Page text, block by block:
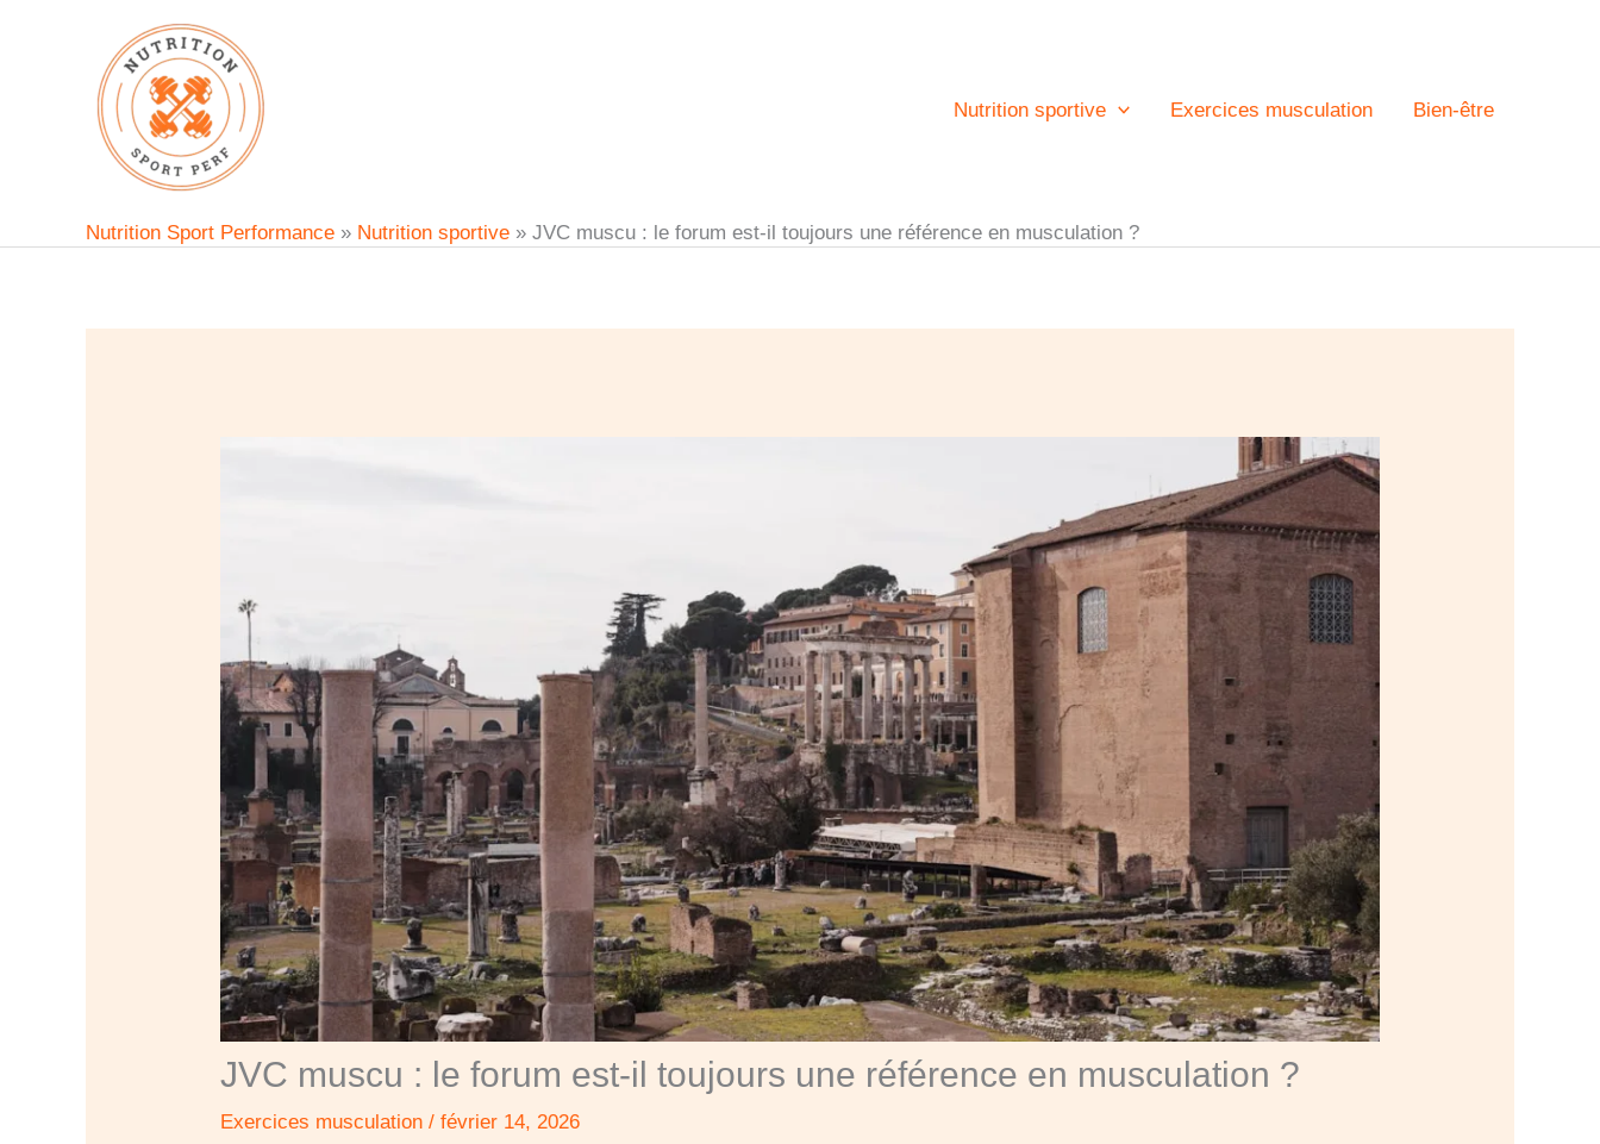
Nutrition sportive
Exercices musculation Bien-être
Nutrition Sport Performance » Nutrition sportive » JVC muscu : le forum est-il toujours une référence en musculation ?
JVC muscu : le forum est-il toujours une référence en musculation ?
Exercices musculation /février 14, 2026